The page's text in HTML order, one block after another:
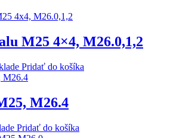
M25 4×4, M26.0,1,2
Pridať do košíka
M26.4
Pridať do košíka